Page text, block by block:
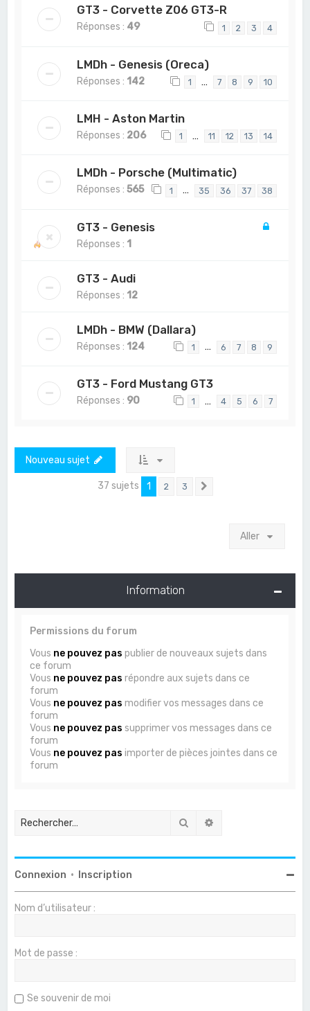
GT3 - Corvette Z06 GT3-R
Réponses : 49 1 2 3 4
LMDh - Genesis (Oreca)
Réponses : 142 1 … 7 8 9 10
LMH - Aston Martin
Réponses : 206 1 … 11 12 13 14
LMDh - Porsche (Multimatic)
Réponses :565 1 … 35 36 37 38
GT3 - Genesis
Réponses : 1
GT3 - Audi
Réponses : 12
LMDh - BMW (Dallara)
Réponses : 124 1 … 6 7 8 9
GT3 - Ford Mustang GT3
Réponses : 90 1 … 4 5 6 7
Nouveau sujet
37 sujets 1 2 3
Aller
Information
Permissions du forum
Vous ne pouvez pas publier de nouveaux sujets dans
ce forum
Vous ne pouvez pas répondre aux sujets dans ce
forum
Vous ne pouvez pas modifier vos messages dans ce
forum
Vous ne pouvez pas supprimer vos messages dans ce
forum
Vous ne pouvez pas importer de pièces jointes dans ce
forum
Rechercher
Connexion • Inscription
Nom d’utilisateur :
Mot de passe :
Se souvenir de moi